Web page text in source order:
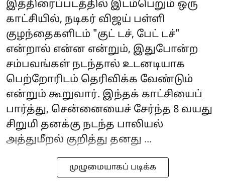
இத்திரைப்படத்தில் இடம்பெறும் ஒரு
காட்சியில், நடிகர் விஜய் பள்ளி
குழந்தைகளிடம் "குட் டச், பேட் டச்"
என்றால் என்ன என்றும், இதுபோன்ற
சம்பவங்கள் நடந்தால் உடனடியாக
பெற்றோரிடம் தெரிவிக்க வேண்டும்
என்றும் கூறுவார். இந்தக் காட்சியைப்
பார்த்து, சென்னையைச் சேர்ந்த 8 வயது
சிறுமி தனக்கு நடந்த பாலியல்
அத்துமீறல் குறித்து தனது ...
முழுமையாகப் படிக்க